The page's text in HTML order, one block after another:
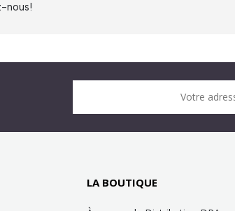
nous!
Votre
LA BOUTIQUE